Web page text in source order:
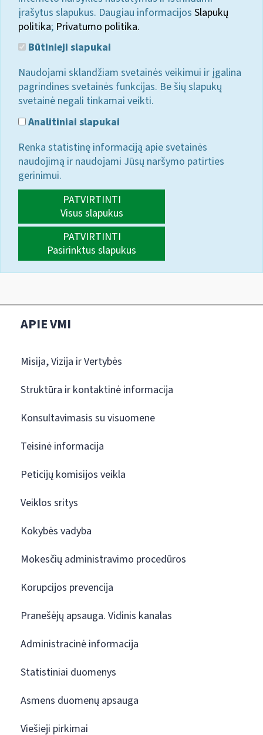
įrašytus slapukus. Daugiau informacijos Slapukų
politika; Privatumo politika.
Būtinieji slapukai
Naudojami sklandžiam svetainės veikimui ir įgalina
pagrindines svetainės funkcijas. Be šių slapukų
svetainė negali tinkamai veikti.
Analitiniai slapukai
Renka statistinę informaciją apie svetainės
naudojimą ir naudojami Jūsų naršymo patirties
gerinimui.
PATVIRTINTI
Visus slapukus
PATVIRTINTI
Pasirinktus slapukus
APIE VMI
Misija, Vizija ir Vertybės
Struktūra ir kontaktinė informacija
Konsultavimasis su visuomene
Teisinė informacija
Peticijų komisijos veikla
Veiklos sritys
Kokybės vadyba
Mokesčių administravimo procedūros
Korupcijos prevencija
Pranešėjų apsauga. Vidinis kanalas
Administracinė informacija
Statistiniai duomenys
Asmens duomenų apsauga
Viešieji pirkimai